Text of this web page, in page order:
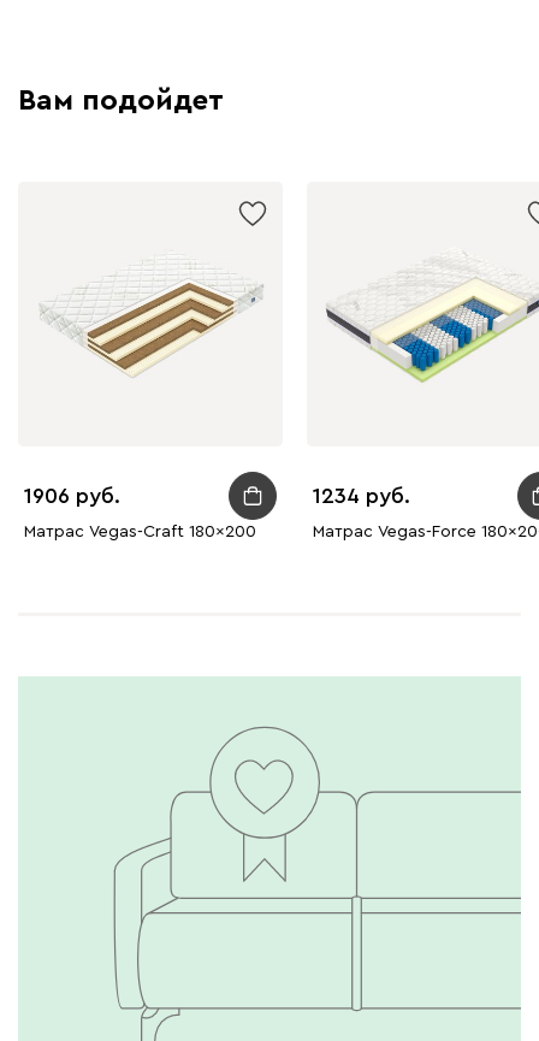
Вам подойдет
1906
Матрас Vegas-Craft 180x200
1234
Матрас Vegas-Force